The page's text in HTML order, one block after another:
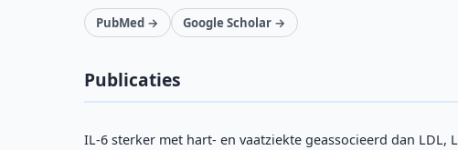
PubMed → Google Scholar →
Publicaties
IL-6 sterker met hart- en vaatziekte geassocieerd dan LDL,